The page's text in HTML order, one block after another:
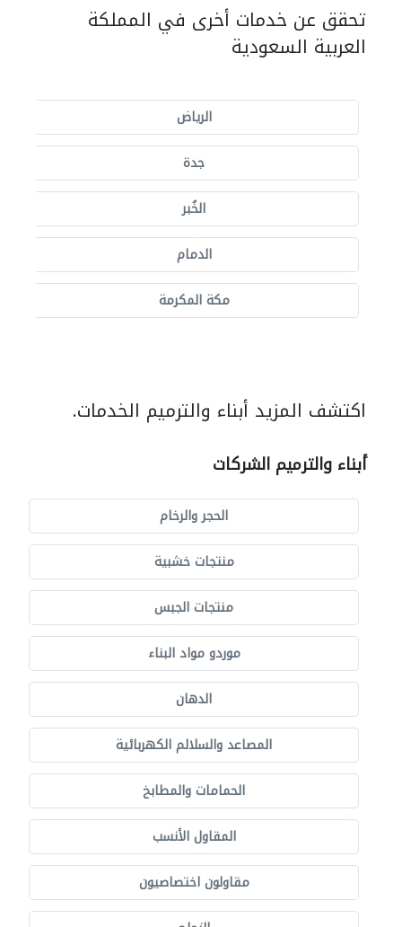
تحقق عن خدمات أخرى في المملكة
العربية السعودية
الرياض
جدة
الخُبر
الدمام
مكة المكرمة
اكتشف المزيد أبناء والترميم الخدمات.
أبناء والترميم الشركات
الحجر والرخام
منتجات خشبية
منتجات الجبس
موردو مواد البناء
الدهان
المصاعد والسلالم الكهربائية
الحمامات والمطابخ
المقاول الأنسب
مقاولون اختصاصيون